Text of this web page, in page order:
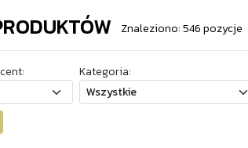
Znaleziono: 546 pozycje
Kategoria: